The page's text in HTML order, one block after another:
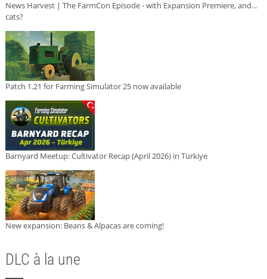
News Harvest | The FarmCon Episode - with Expansion Premiere, and...
cats?
Patch 1.21 for Farming Simulator 25 now available
Barnyard Meetup: Cultivator Recap (April 2026) in Türkiye
New expansion: Beans & Alpacas are coming!
DLC à la une